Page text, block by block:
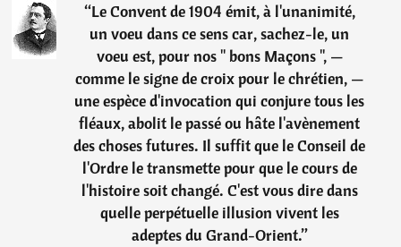
“Le Convent de 1904 émit, à l'unanimité,
un voeu dans ce sens car, sachez-le, un
voeu est, pour nos " bons Maçons ", —
comme le signe de croix pour le chrétien, —
une espèce d'invocation qui conjure tous les
fléaux, abolit le passé ou hâte l'avènement
des choses futures. Il suffit que le Conseil de
l'Ordre le transmette pour que le cours de
l'histoire soit changé. C'est vous dire dans
quelle perpétuelle illusion vivent les
adeptes du Grand-Orient.”